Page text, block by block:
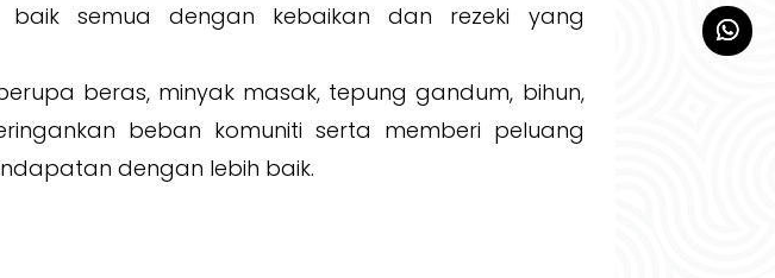
semua dengan kebaikan dan rezeki yang
beras, minyak masak, tepung gandum, bihun,
beban komuniti serta memberi peluang
dengan lebih baik.